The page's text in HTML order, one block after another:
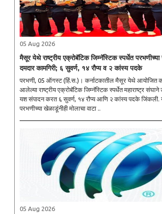
05 Aug 2026
मैसूर येथे राष्ट्रीय एक्रोबॅटिक जिम्नॅस्टिक स्पर्धेत
दमदार कामगिरी; ६ सुवर्ण, १४ रौप्य व २ कांस्य पदके
परभणी, 05 ऑगस्ट (हिं.स.)। कर्नाटकातील मैसूर येथे आयोजित करण्यात
आलेल्या राष्ट्रीय एक्रोबॅटिक जिम्नॅस्टिक स्पर्धेत महाराष्ट्र
यश संपादन करत ६ सुवर्ण, १४ रौप्य आणि २ कांस्य पदके जिंकली.
परभणीच्या खेळाडूंनीही मोलाचा वाटा ..
05 Aug 2026